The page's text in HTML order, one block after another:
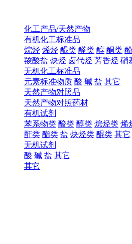
化工产品/天然产物
有机化工标准品
烷烃 烯烃 醌类 醛类 醇 酮类
羧酸盐 炔烃 卤代烃 芳香烃 硝
无机化工标准品
元素标准物质 酸 碱 盐 其它
天然产物对照品
天然产物对照药材
有机试剂
苯系物类 酸类 醇类 烷烃类 烯
酐类 酯类 盐 炔烃类 醌类 其它
无机试剂
酸 碱 盐 其它
其它